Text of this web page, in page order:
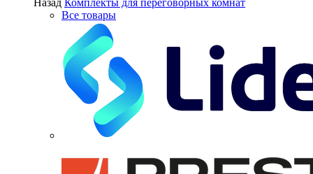
Назад Комплекты для переговорных комнат
Все товары